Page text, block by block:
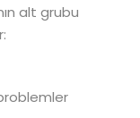
alt grubu